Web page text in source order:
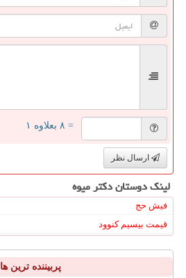
= ۸ بعلاوه ۱
ارسال نظر
لینک دوستان دكتر میوه
فیش حج
قیمت بیسیم کنوود
پربیننده ترین ها